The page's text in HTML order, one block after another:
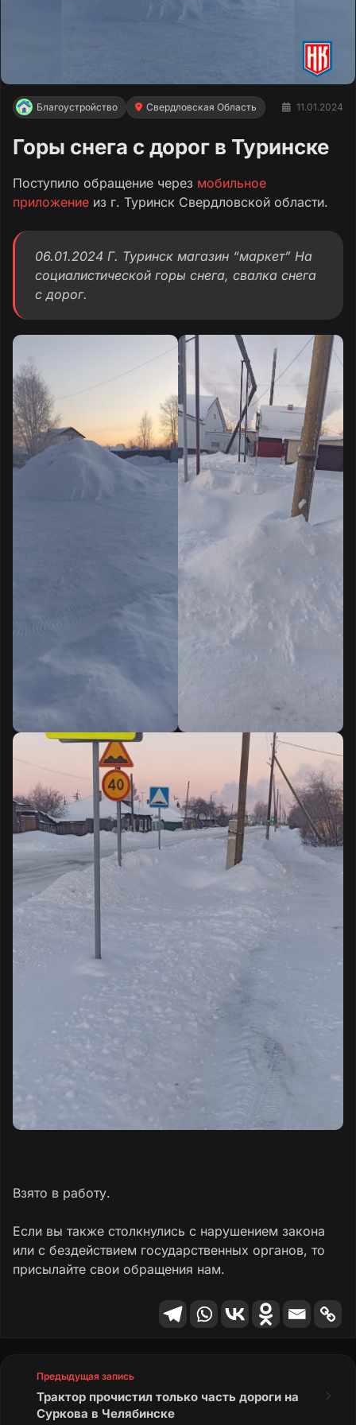
Благоустройство Свердловская Область 11.01.2024
Горы снега с дорог в Туринске
Поступило обращение через мобильное
приложение из г. Туринск Свердловской области.
06.01.2024 Г. Туринск магазин “маркет” На
социалистической горы снега, свалка снега
с дорог.
Взято в работу.
Если вы также столкнулись с нарушением закона
или с бездействием государственных органов, то
присылайте свои обращения нам.
Предыдущая запись
Трактор прочистил только часть дороги на
Суркова в Челябинске